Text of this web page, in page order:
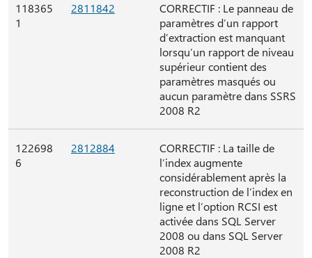
118365
1
2811842
CORRECTIF : Le panneau de
paramètres d’un rapport
d’extraction est manquant
lorsqu’un rapport de niveau
supérieur contient des
paramètres masqués ou
aucun paramètre dans SSRS
2008 R2
122698
6
2812884
CORRECTIF : La taille de
l’index augmente
considérablement après la
reconstruction de l’index en
ligne et l’option RCSI est
activée dans SQL Server
2008 ou dans SQL Server
2008 R2